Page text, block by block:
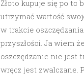
Złoto kupuje się po to
utrzymać wartość
w trakcie
przyszłości. Ja wiem
oszczędzanie nie jest
wręcz jest zwalczane.